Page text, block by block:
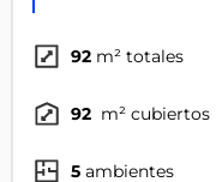
92 m² totales
92 m² cubiertos
5 ambientes